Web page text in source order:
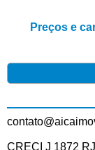
Preços e
CRECI J 1872 RJ